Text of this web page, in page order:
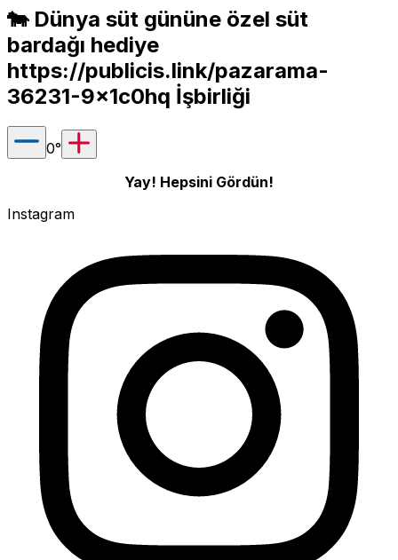
🐄 Dünya süt gününe özel süt
bardağı hediye
https://publicis.link/pazarama-
36231-9x1c0hq İşbirliği
0°
Yay! Hepsini Gördün!
Instagram